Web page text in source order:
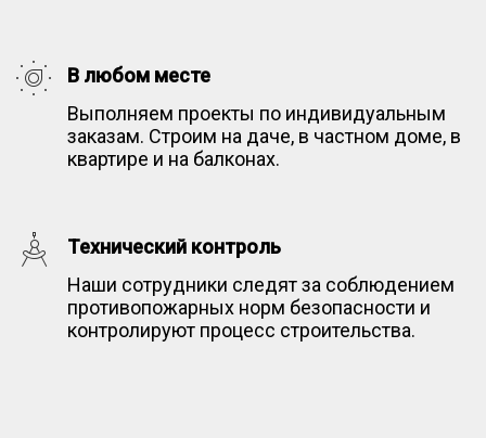
В любом месте
Выполняем проекты по индивидуальным
заказам. Строим на даче, в частном доме, в
квартире и на балконах.
Технический контроль
Наши сотрудники следят за соблюдением
противопожарных норм безопасности и
контролируют процесс строительства.